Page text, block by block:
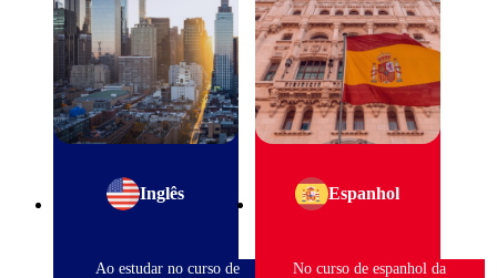
Inglês
Ao estudar no curso de
Espanhol
No curso de espanhol da